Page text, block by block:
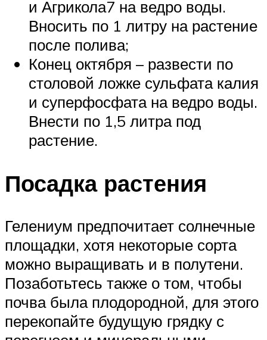
и Агрикола7 на ведро воды.
Вносить по 1 литру на растение
после полива;
Конец октября – развести по
столовой ложке сульфата калия
и суперфосфата на ведро воды.
Внести по 1,5 литра под
растение.
Посадка растения
Гелениум предпочитает солнечные
площадки, хотя некоторые сорта
можно выращивать и в полутени.
Позаботьтесь также о том, чтобы
почва была плодородной, для этого
перекопайте будущую грядку с